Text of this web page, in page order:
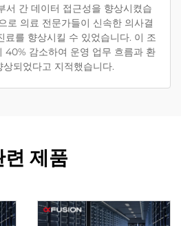
서 간 데이터 접근성을 향상시켰습
로 의료 전문가들이 신속한 의사결
료를 향상시킬 수 있었습니다. 이 조
40% 감소하여 운영 업무 흐름과 환
되었다고 지적했습니다.
련 제품